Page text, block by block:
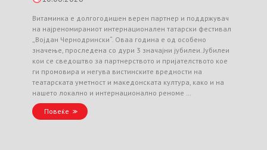
Витаминка е долгогодишен верен партнер и поддржувач
на најреномираниот интернационален татарски фестивал
„Војдан Чернодрински“. Оваа година е од особено
значење, проследена со дури 3 значајни јубилеи. Јубилеи
кои се сведоштво за партнерството и пријателството кое
ги промовира и негува вистинските вредности на
театарската уметност и македонската култура, како и на
нашето локално и интернационално реноме …
Повеќе